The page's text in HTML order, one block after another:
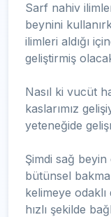
Sarf nahiv
beynini
ilimleri aldığı
geliştirmiş
Nasıl ki vucüt
kaslarımız
yeteneğide
Şimdi sağ beyin
bütünsel
kelimeye
hızlı şekilde